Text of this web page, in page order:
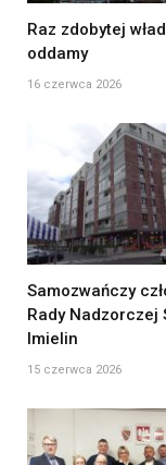
Raz zdobytej
oddamy
16 czerwca 2026
Samozwańczy
Rady Nadzorczej
Imielin
15 czerwca 2026